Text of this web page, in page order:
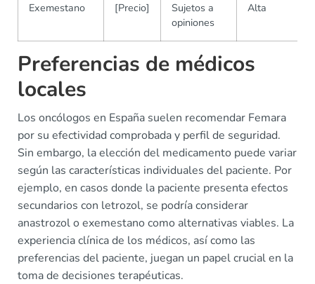
Exemestano [Precio]
Sujetos a
opiniones
Alta
Preferencias de médicos
locales
Los oncólogos en España suelen recomendar Femara
por su efectividad comprobada y perfil de seguridad.
Sin embargo, la elección del medicamento puede variar
según las características individuales del paciente. Por
ejemplo, en casos donde la paciente presenta efectos
secundarios con letrozol, se podría considerar
anastrozol o exemestano como alternativas viables. La
experiencia clínica de los médicos, así como las
preferencias del paciente, juegan un papel crucial en la
toma de decisiones terapéuticas.